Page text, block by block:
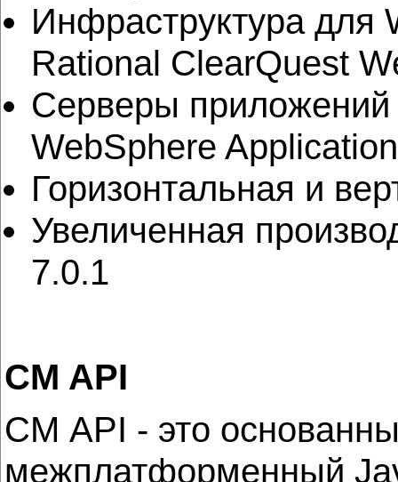
Инфраструктура для
Rational ClearQuest
Серверы приложений
WebSphere
Горизонтальная и
Увеличенная
7.0.1
CM API
СМ API - это
межплатформенный